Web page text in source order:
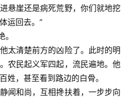
悬崖还是病死荒野，你们就地挖
运回去。”
太清楚前方的凶险了。此时的明
农民起义军四起，流民遍地。他
姓，甚至看到路边的白骨。
闻和尚，互相搀扶着，一步步向